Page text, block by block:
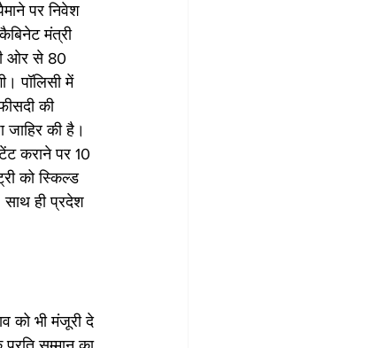
पर निवेश
मंत्री
ओर से 80
पॉलिसी में
की
की है।
कराने पर 10
को स्किल्ड
साथ ही प्रदेश
को भी मंजूरी दे